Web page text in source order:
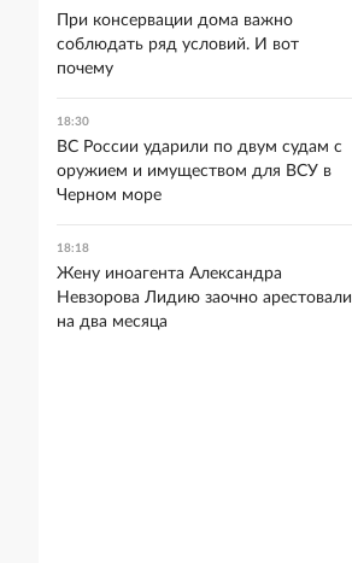
При консервации дома важно
соблюдать ряд условий. И вот
почему
18:30
ВС России ударили по двум судам с
оружием и имуществом для ВСУ в
Черном море
18:18
Жену иноагента Александра
Невзорова Лидию заочно арестовали
на два месяца